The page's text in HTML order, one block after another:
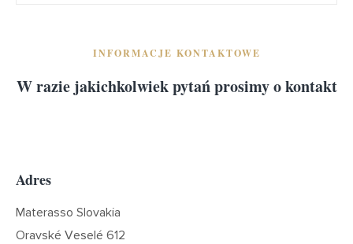
INFORMACJE KONTAKTOWE
W razie jakichkolwiek pytań prosimy o kontakt
Adres
Materasso Slovakia
Oravské Veselé 612